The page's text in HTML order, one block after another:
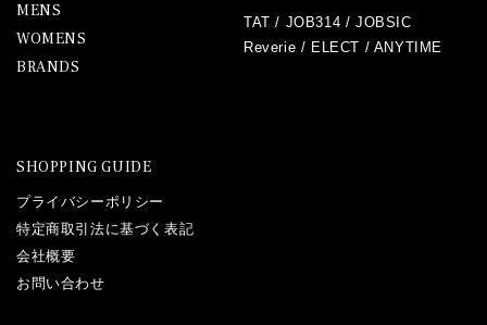
MENS
WOMENS
BRANDS
TAT / JOB314 /JOBSIC
Reverie / ELECT / ANYTIME
SHOPPING GUIDE
プライバシーポリシー
特定商取引法に基づく表記
会社概要
お問い合わせ